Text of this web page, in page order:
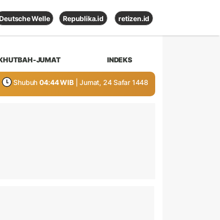
Deutsche Welle Republika.id retizen.id
JUMAT INDEKS
Shubuh 04:44 WIB | Jumat, 24 Safar 1448